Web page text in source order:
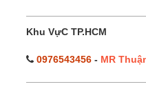
Khu VựC TP.HCM
0976543456 - MR